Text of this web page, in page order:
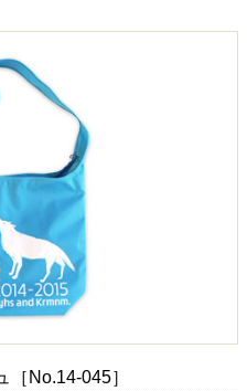
［No.14-045］